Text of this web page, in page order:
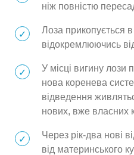
ніж повністю
Лоза прикопується
відокремлюючись
У місці вигину лози
нова коренева
відведення
нових, вже власних
Через рік-два нові
від материнського